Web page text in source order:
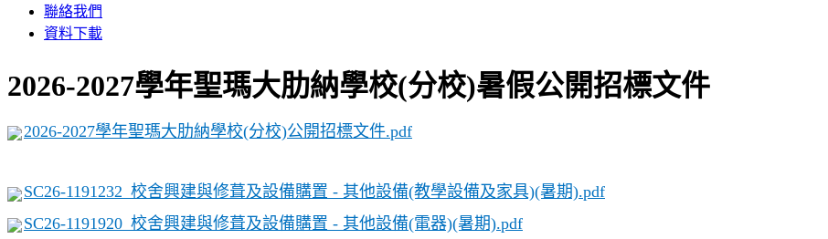
聯絡我們
資料下載
2026-2027學年聖瑪大肋納學校(分校)暑假公開招標文件
2026-2027學年聖瑪大肋納學校(分校)公開招標文件.pdf
SC26-1191232_校舍興建與修葺及設備購置 - 其他設備(教學設備及家具)(暑期).pdf
SC26-1191920_校舍興建與修葺及設備購置 - 其他設備(電器)(暑期).pdf